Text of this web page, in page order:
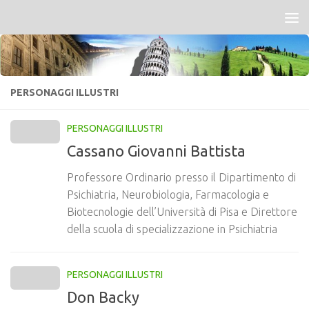
PERSONAGGI ILLUSTRI
PERSONAGGI ILLUSTRI
Cassano Giovanni Battista
Professore Ordinario presso il Dipartimento di
Psichiatria, Neurobiologia, Farmacologia e
Biotecnologie dell’Università di Pisa e Direttore
della scuola di specializzazione in Psichiatria
PERSONAGGI ILLUSTRI
Don Backy